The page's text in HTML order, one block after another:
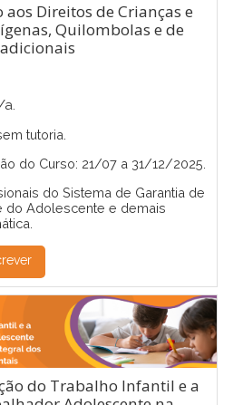
Direitos de Crianças e
Quilombolas e de
tutoria.
do Curso: 21/07 a 31/12/2025.
do Sistema de Garantia de
do Adolescente e demais
do Trabalho Infantil e a